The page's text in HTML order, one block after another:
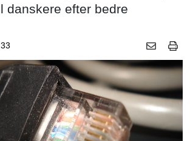
danskere efter bedre